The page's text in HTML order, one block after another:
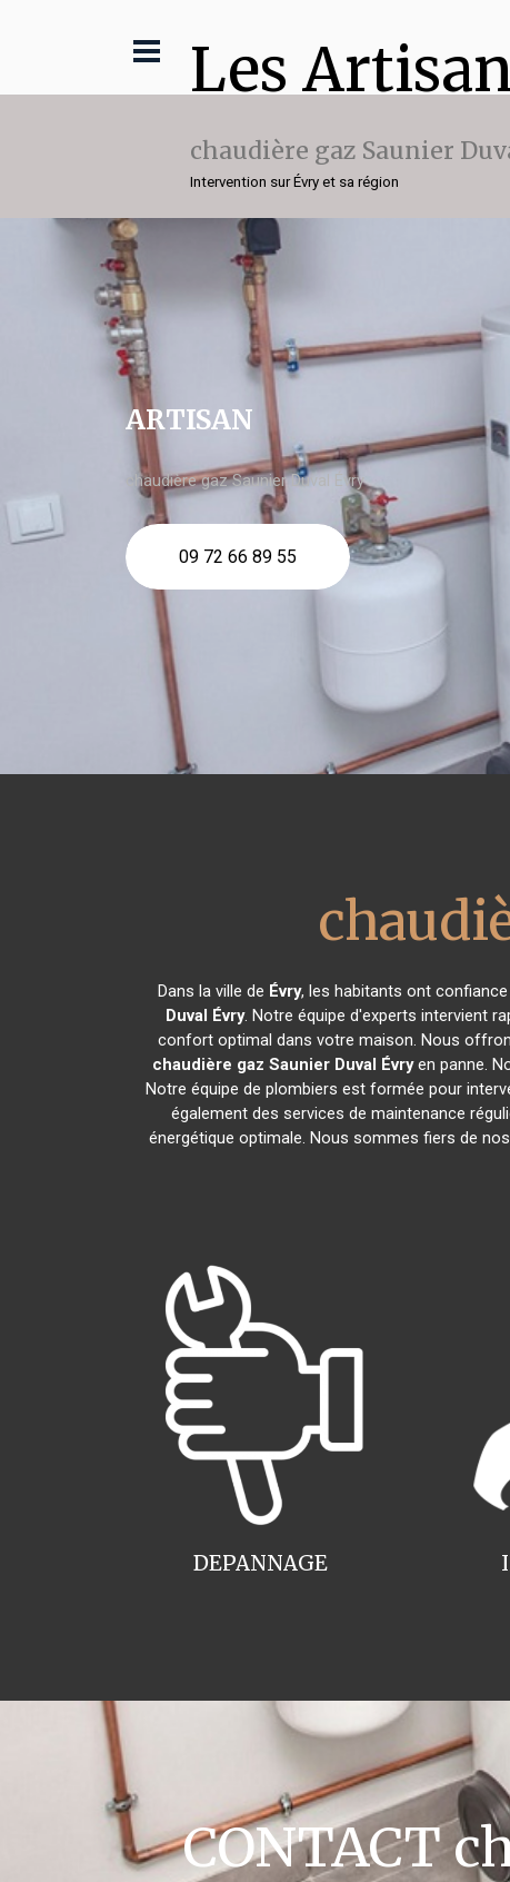
Les
chaudière gaz Saunier
Intervention sur Évry et sa région
ARTISAN
chaudière gaz Saunier Duval Évry
09 72 66 89 55
Dans la ville de Évry, les habitants ont
Duval Évry. Notre équipe d'experts intervient
confort optimal dans votre maison. Nous
chaudière gaz Saunier Duval Évryen panne.
Notre équipe de plombiers est formée pour
également des services de maintenance
énergétique optimale. Nous sommes fiers de
DEPANNAGE
CONTACT